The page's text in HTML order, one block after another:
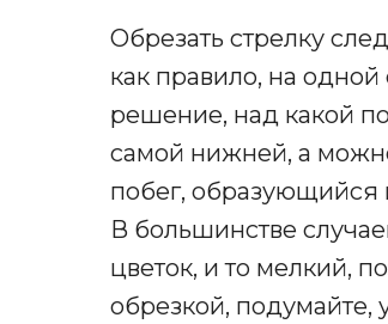
Обрезать стрелку
как правило, на
решение, над какой
самой нижней, а
побег,
В большинстве
цветок, и то мелкий,
обрезкой, подумайте,